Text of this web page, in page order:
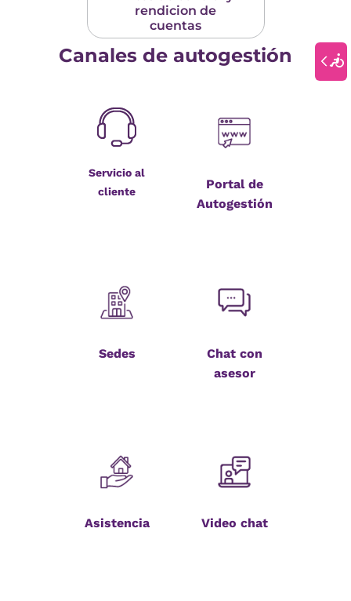
rendicion de
cuentas
Canales de autogestión
Servicio al
cliente
Portal de
Autogestión
Sedes
Chat con
asesor
Asistencia Video chat